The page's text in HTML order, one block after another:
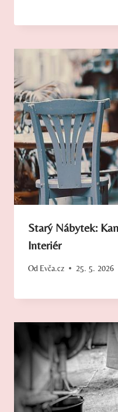
Starý Nábytek:
Interiér
Od Evča.cz 25. 5. 2026